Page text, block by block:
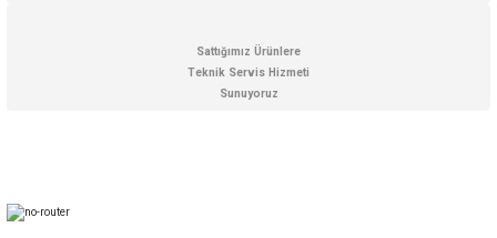
Sattığımız Ürünlere
Teknik Servis Hizmeti
Sunuyoruz